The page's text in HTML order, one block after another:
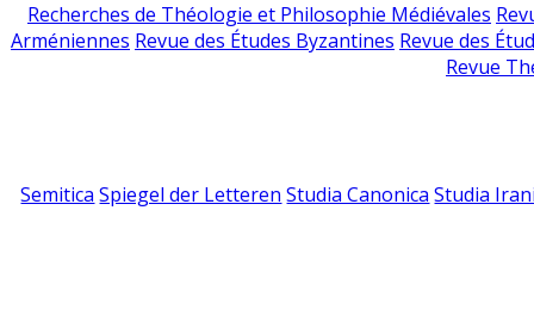
Recherches de Théologie et Philosophie Médiévales
Arméniennes Revue des Études Byzantines Revue des
Revue
Semitica Spiegel der Letteren Studia Canonica Studia